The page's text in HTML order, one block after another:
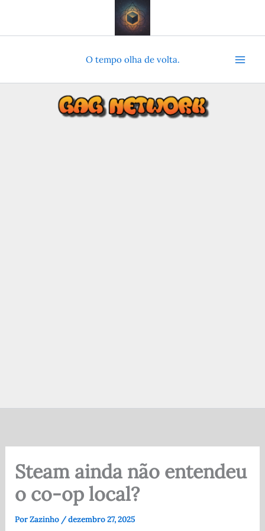
o
O tempo olha de volta.
Steam ainda não entendeu
o co-op local?
PorZazinho /dezembro 27, 2025